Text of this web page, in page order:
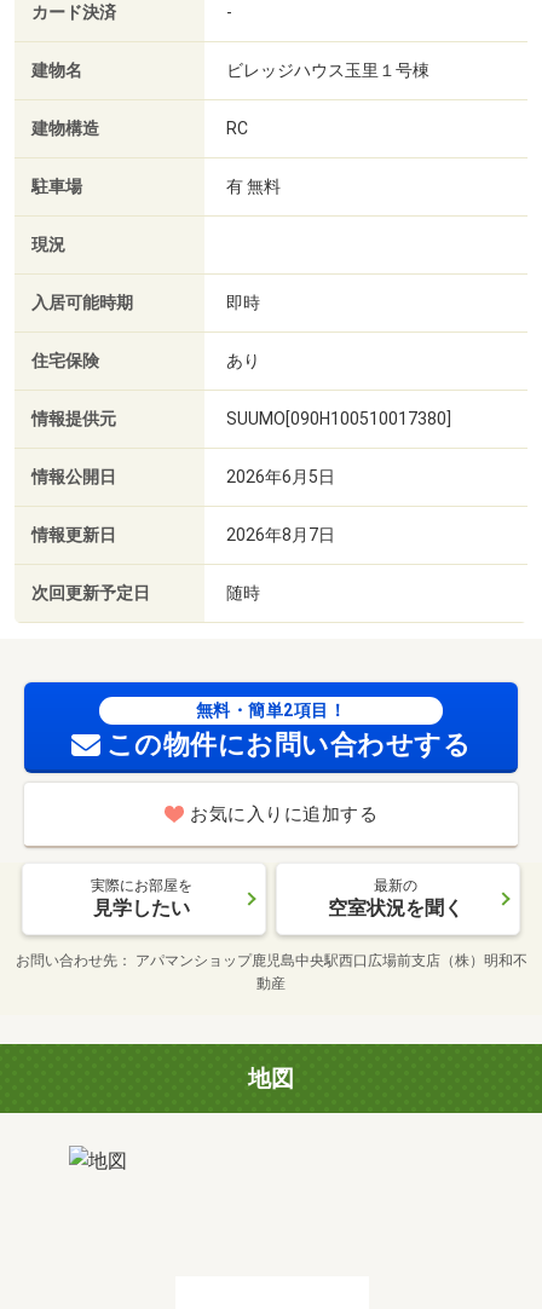
カード決済 -
建物名 ビレッジハウス玉里１号棟
建物構造 RC
駐車場 有 無料
現況
入居可能時期 即時
住宅保険 あり
情報提供元 SUUMO[090H100510017380]
情報公開日 2026年6月5日
情報更新日 2026年8月7日
次回更新予定日 随時
無料・簡単2項目！
この物件にお問い合わせする
お気に入りに追加する
実際にお部屋を
見学したい
最新の
空室状況を聞く
お問い合わせ先
アパマンショップ鹿児島中央駅西口広場前支店（株）明和不
動産
地図